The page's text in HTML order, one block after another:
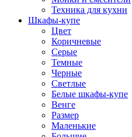
Техника для кухни
Шкафы-купе
Цвет
Коричневые
Серые
Темные
Черные
Светлые
Белые шкафы-купе
Венге
Размер
Маленькие